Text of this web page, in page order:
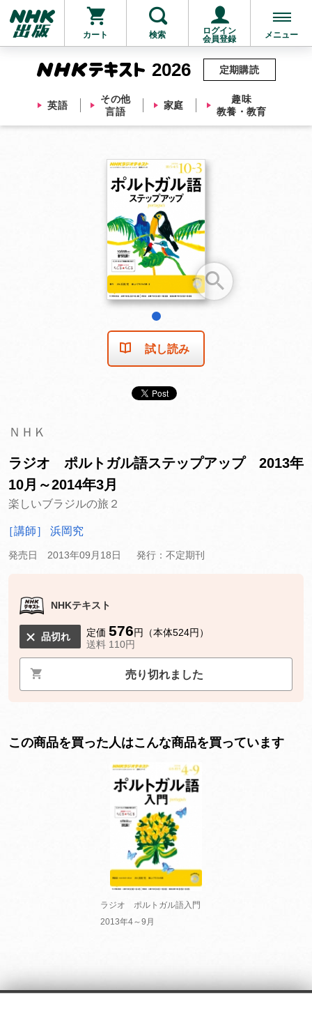
カート 検索
ログイン
会員登録
メニュー
2026
英語
その他
言語
家庭
趣味
教養・教育
定期購読
他にも商品を買う
試し読み
ＮＨＫ
ラジオ ポルトガル語ステップアップ 2013年
10月～2014年3月
楽しいブラジルの旅２
［講師］ 浜岡究
発売日 2013年09月18日 発行：不定期刊
NHKテキスト
品切れ 定価 576円（本体524円）
送料 110円
売り切れました
この商品を買った人はこんな商品を買っています
ラジオ ポルトガル語入門
2013年4～9月